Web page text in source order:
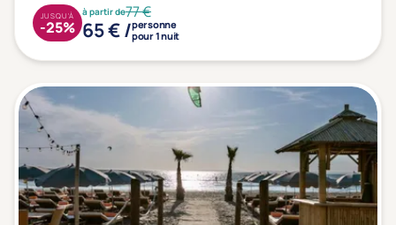
à partir de77 €
65 € /personne
pour 1 nuit
JUSQU'À
-25%